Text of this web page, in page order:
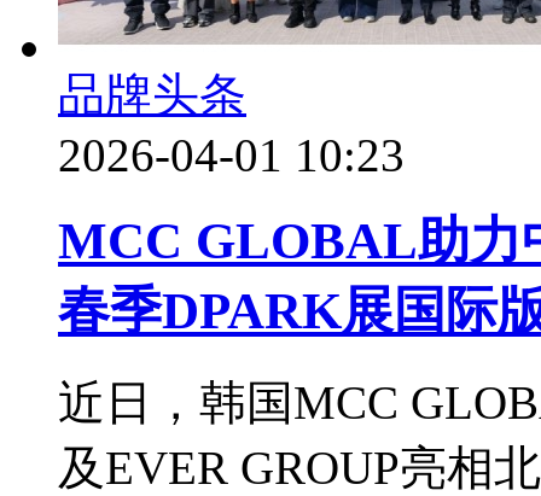
品牌头条
2026-04-01 10:23
MCC GLOBAL助力
春季DPARK展国际
近日，韩国MCC
及EVER GROUP亮相